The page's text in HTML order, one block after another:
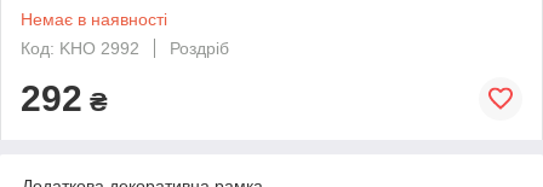
Немає в наявності
Код: KHO 2992
Роздріб
292 ₴